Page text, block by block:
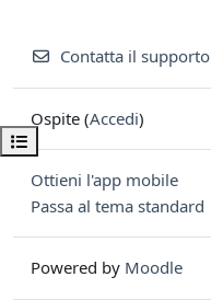
Apri indice del corso
Contatta il supporto
Ospite (Accedi)
Ottieni l'app mobile
Passa al tema standard
Powered by Moodle